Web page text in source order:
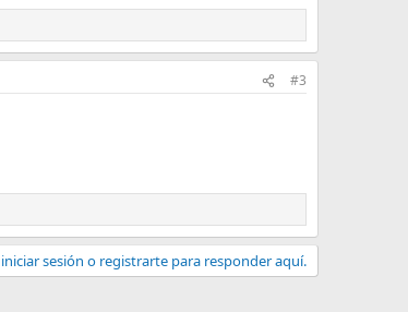
#3
iniciar sesión o registrarte para responder aquí.